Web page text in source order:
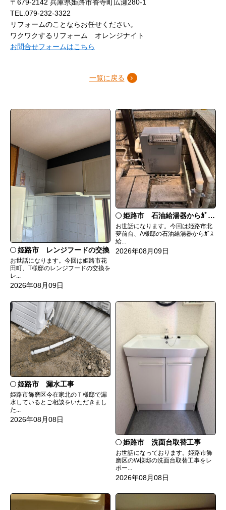
〒679-2142 兵庫県姫路市香寺町広瀬280-1
TEL.079-232-3322
リフォームのことならお任せください。
ワクワクするリフォーム オレンジナイト
お問合せフォームはこちら
一覧に戻る
姫路市 レンジフードの交換
お世話になります。今回は姫路市花
田町、T様邸のレンジフードの交換を
レ...
2026年08月09日
姫路市 石油給湯器からｶﾞｽ給湯器へ取替
お世話になります。今回は姫路市北
夢前台、A様邸の石油給湯器からｶﾞｽ
給...
2026年08月09日
姫路市 漏水工事
姫路市飾磨区今在家北のＴ様邸で漏
水しているとご相談をいただきまし
た...
2026年08月08日
姫路市 洗面台取替工事
お世話になっております。姫路市飾
磨区のW様邸の洗面台取替工事をレ
ポー...
2026年08月08日